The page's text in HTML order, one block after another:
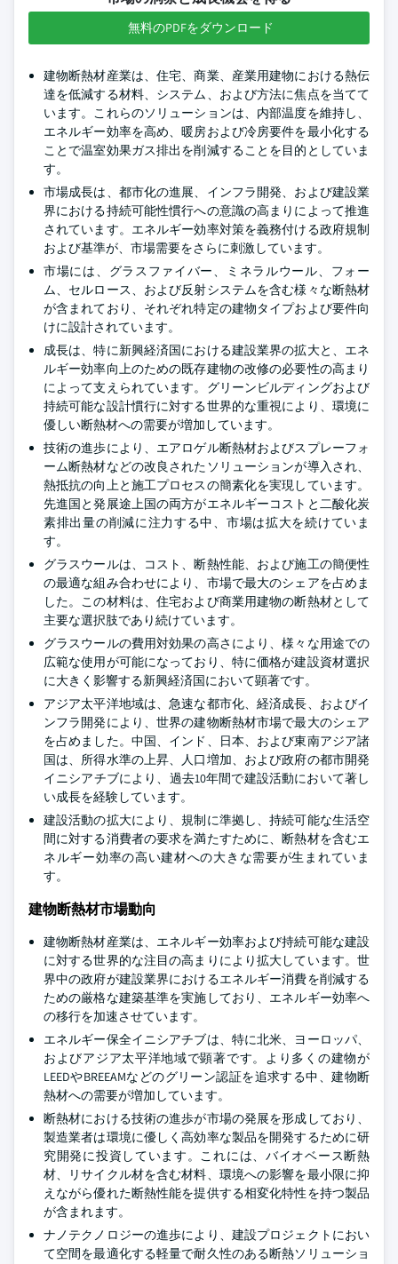
無料のPDFをダウンロード
建物断熱材産業は、住宅、商業、産業用建物における熱伝
達を低減する材料、システム、および方法に焦点を当てて
います。これらのソリューションは、内部温度を維持し、
エネルギー効率を高め、暖房および冷房要件を最小化する
ことで温室効果ガス排出を削減することを目的としていま
す。
市場成長は、都市化の進展、インフラ開発、および建設業
界における持続可能性慣行への意識の高まりによって推進
されています。エネルギー効率対策を義務付ける政府規制
および基準が、市場需要をさらに刺激しています。
市場には、グラスファイバー、ミネラルウール、フォー
ム、セルロース、および反射システムを含む様々な断熱材
が含まれており、それぞれ特定の建物タイプおよび要件向
けに設計されています。
成長は、特に新興経済国における建設業界の拡大と、エネ
ルギー効率向上のための既存建物の改修の必要性の高まり
によって支えられています。グリーンビルディングおよび
持続可能な設計慣行に対する世界的な重視により、環境に
優しい断熱材への需要が増加しています。
技術の進歩により、エアロゲル断熱材およびスプレーフォ
ーム断熱材などの改良されたソリューションが導入され、
熱抵抗の向上と施工プロセスの簡素化を実現しています。
先進国と発展途上国の両方がエネルギーコストと二酸化炭
素排出量の削減に注力する中、市場は拡大を続けていま
す。
グラスウールは、コスト、断熱性能、および施工の簡便性
の最適な組み合わせにより、市場で最大のシェアを占めま
した。この材料は、住宅および商業用建物の断熱材として
主要な選択肢であり続けています。
グラスウールの費用対効果の高さにより、様々な用途での
広範な使用が可能になっており、特に価格が建設資材選択
に大きく影響する新興経済国において顕著です。
アジア太平洋地域は、急速な都市化、経済成長、およびイ
ンフラ開発により、世界の建物断熱材市場で最大のシェア
を占めました。中国、インド、日本、および東南アジア諸
国は、所得水準の上昇、人口増加、および政府の都市開発
イニシアチブにより、過去10年間で建設活動において著し
い成長を経験しています。
建設活動の拡大により、規制に準拠し、持続可能な生活空
間に対する消費者の要求を満たすために、断熱材を含むエ
ネルギー効率の高い建材への大きな需要が生まれていま
す。
建物断熱材市場動向
建物断熱材産業は、エネルギー効率および持続可能な建設
に対する世界的な注目の高まりにより拡大しています。世
界中の政府が建設業界におけるエネルギー消費を削減する
ための厳格な建築基準を実施しており、エネルギー効率へ
の移行を加速させています。
エネルギー保全イニシアチブは、特に北米、ヨーロッパ、
およびアジア太平洋地域で顕著です。より多くの建物が
LEEDやBREEAMなどのグリーン認証を追求する中、建物断
熱材への需要が増加しています。
断熱材における技術の進歩が市場の発展を形成しており、
製造業者は環境に優しく高効率な製品を開発するために研
究開発に投資しています。これには、バイオベース断熱
材、リサイクル材を含む材料、環境への影響を最小限に抑
えながら優れた断熱性能を提供する相変化特性を持つ製品
が含まれます。
ナノテクノロジーの進歩により、建設プロジェクトにおい
て空間を最適化する軽量で耐久性のある断熱ソリューショ